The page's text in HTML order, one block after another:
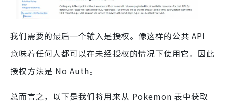
我们需要的最后一个输入是授权。像这样的公共 API
意味着任何人都可以在未经授权的情况下使用它。因此
授权方法是 No Auth。
总而言之，以下是我们将用来从 Pokemon 表中获取